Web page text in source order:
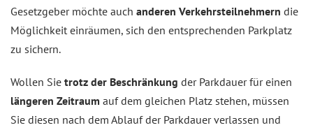
Gesetzgeber möchte auch anderen Verkehrsteilnehmern die
Möglichkeit einräumen, sich den entsprechenden Parkplatz
zu sichern.
Wollen Sie trotz der Beschränkung der Parkdauer für einen
längeren Zeitraum auf dem gleichen Platz stehen, müssen
Sie diesen nach dem Ablauf der Parkdauer verlassen und